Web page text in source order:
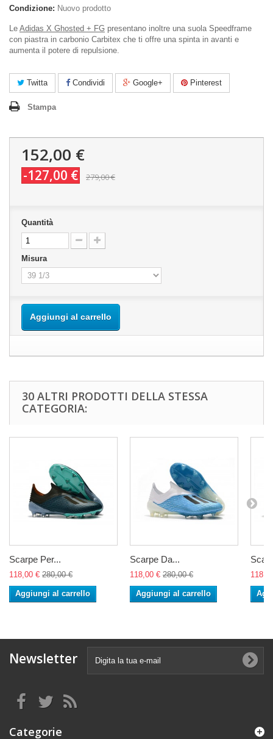
Condizione: Nuovo prodotto
Le Adidas X Ghosted + FG presentano inoltre una suola Speedframe
con piastra in carbonio Carbitex che ti offre una spinta in avanti e
aumenta il potere di repulsione.
Twitta Condividi Google+ Pinterest
Stampa
152,00 €
-127,00 € 279,00 €
Quantità
Misura
Aggiungi al carrello
30 ALTRI PRODOTTI DELLA STESSA
CATEGORIA:
Scarpe Per...
118,00 € 280,00 €
Aggiungi al carrello
Scarpe Da...
118,00 € 280,00 €
Aggiungi al carrello
Newsletter
Categorie